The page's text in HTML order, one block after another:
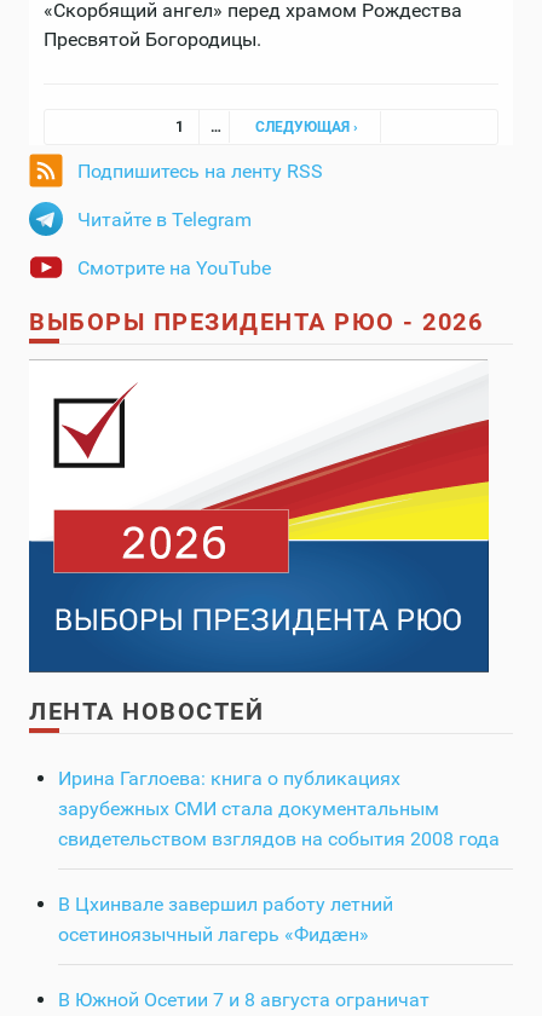
«Скорбящий ангел» перед храмом Рождества
Пресвятой Богородицы.
Страницы
1 … СЛЕДУЮЩАЯ ›
Подпишитесь на ленту RSS
Читайте в Telegram
Смотрите на YouTube
ВЫБОРЫ ПРЕЗИДЕНТА РЮО - 2026
ЛЕНТА НОВОСТЕЙ
Ирина Гаглоева: книга о публикациях
зарубежных СМИ стала документальным
свидетельством взглядов на события 2008 года
В Цхинвале завершил работу летний
осетиноязычный лагерь «Фидӕн»
В Южной Осетии 7 и 8 августа ограничат